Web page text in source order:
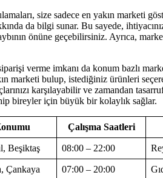
size sadece en yakın marketi
da bilgi sunar. Bu sayede,
önüne geçebilirsiniz. Ayrıca,
verme imkanı da konum bazlı
marketi bulup, istediğiniz ürünleri
karşılayabilir ve zamandan
bireyler için büyük bir kolaylık sağlar.
Çalışma Saatleri
Beşiktaş 08:00 – 22:00
Çankaya 07:00 – 20:00